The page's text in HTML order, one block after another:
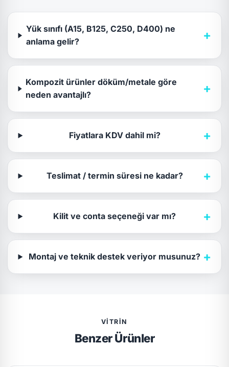
Yük sınıfı (A15, B125, C250, D400) ne
anlama gelir?
+
Kompozit ürünler döküm/metale göre
neden avantajlı?
+
Fiyatlara KDV dahil mi? +
Teslimat / termin süresi ne kadar? +
Kilit ve conta seçeneği var mı? +
Montaj ve teknik destek veriyor musunuz? +
VITRIN
Benzer Ürünler